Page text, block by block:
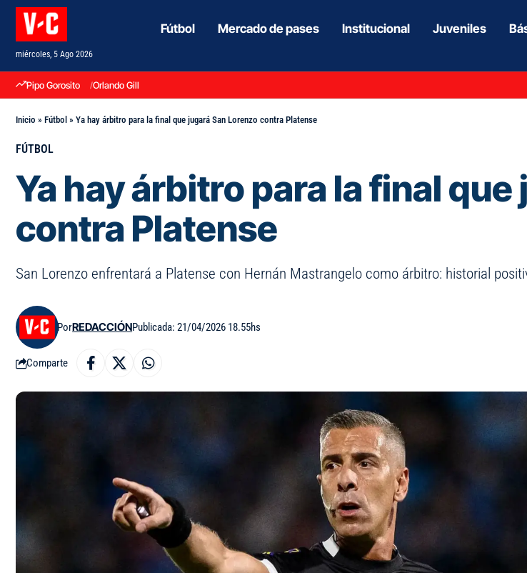
miércoles, 5 Ago 2026
Fútbol Mercado de pases Institucional Juveniles
Pipo Gorosito Orlando Gill
Inicio » Fútbol » Ya hay árbitro para la final que jugará San Lorenzo contra Platense
FÚTBOL
Ya hay árbitro para la final
contra Platense
San Lorenzo enfrentará a Platense con Hernán Mastrangelo como árbitro: historial
PorREDACCIÓNPublicada: 21/04/2026 18.55hs
Comparte